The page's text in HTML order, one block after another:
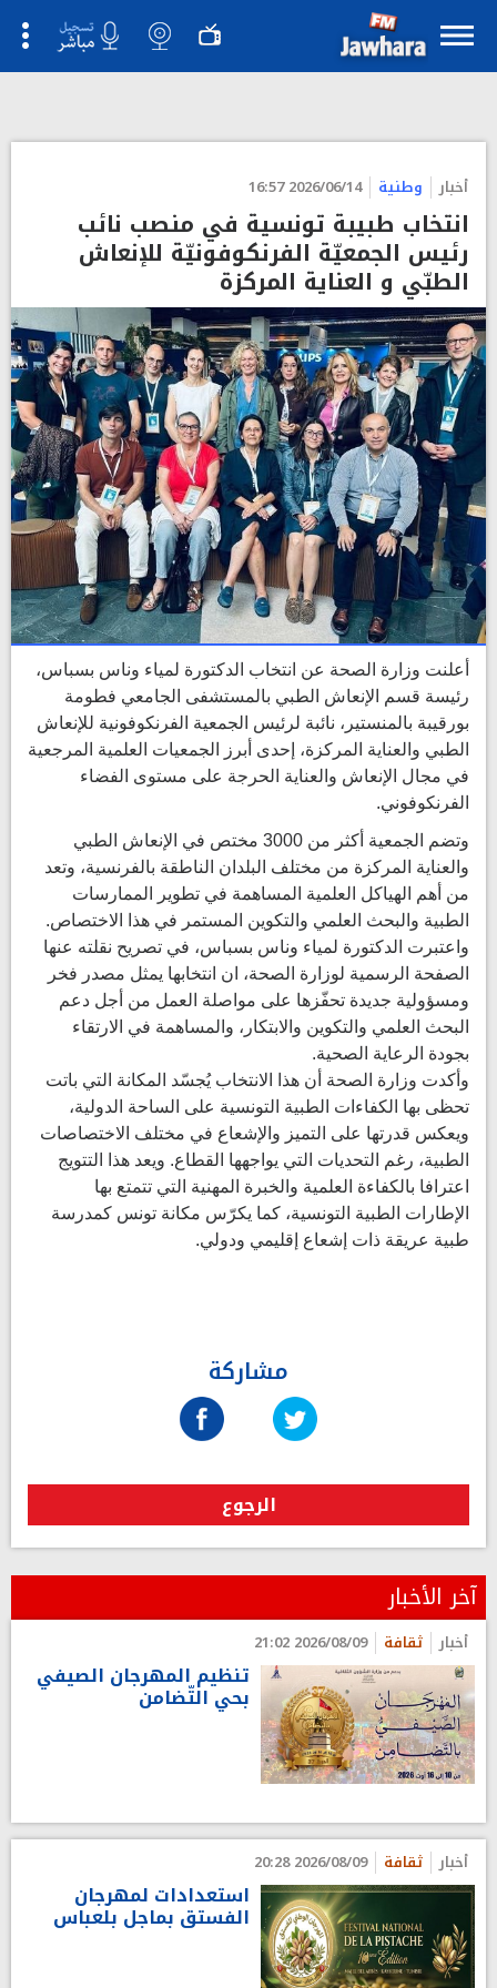
أخبار وطنية 2026/06/14 16:57
انتخاب طبيبة تونسية في منصب نائب
رئيس الجمعيّة الفرنكوفونيّة للإنعاش
الطبّي و العناية المركزة
أعلنت وزارة الصحة عن انتخاب الدكتورة لمياء وناس بسباس،
رئيسة قسم الإنعاش الطبي بالمستشفى الجامعي فطومة
بورقيبة بالمنستير، نائبة لرئيس الجمعية الفرنكوفونية للإنعاش
الطبي والعناية المركزة، إحدى أبرز الجمعيات العلمية المرجعية
في مجال الإنعاش والعناية الحرجة على مستوى الفضاء
الفرنكوفوني.
وتضم الجمعية أكثر من 3000 مختص في الإنعاش الطبي
والعناية المركزة من مختلف البلدان الناطقة بالفرنسية، وتعد
من أهم الهياكل العلمية المساهمة في تطوير الممارسات
الطبية والبحث العلمي والتكوين المستمر في هذا الاختصاص.
واعتبرت الدكتورة لمياء وناس بسباس، في تصريح نقلته عنها
الصفحة الرسمية لوزارة الصحة، ان انتخابها يمثل مصدر فخر
ومسؤولية جديدة تحفّزها على مواصلة العمل من أجل دعم
البحث العلمي والتكوين والابتكار، والمساهمة في الارتقاء
بجودة الرعاية الصحية.
وأكدت وزارة الصحة أن هذا الانتخاب يُجسّد المكانة التي باتت
تحظى بها الكفاءات الطبية التونسية على الساحة الدولية،
ويعكس قدرتها على التميز والإشعاع في مختلف الاختصاصات
الطبية، رغم التحديات التي يواجهها القطاع. ويعد هذا التتويج
اعترافا بالكفاءة العلمية والخبرة المهنية التي تتمتع بها
الإطارات الطبية التونسية، كما يكرّس مكانة تونس كمدرسة
طبية عريقة ذات إشعاع إقليمي ودولي.
مشاركة
الرجوع
آخر الأخبار
أخبار ثقافة 2026/08/09 21:02
تنظيم المهرجان الصيفي
بحي التّضامن
أخبار ثقافة 2026/08/09 20:28
استعدادات لمهرجان
الفستق بماجل بلعباس